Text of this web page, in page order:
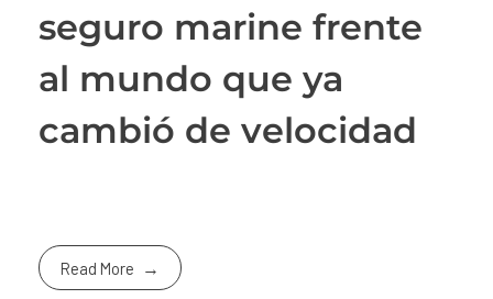
seguro marine frente
al mundo que ya
cambió de velocidad
Read More